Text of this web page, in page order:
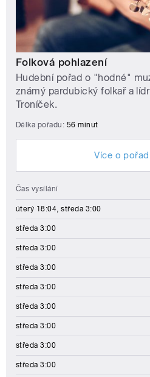
Folková pohlazení
Hudební pořad o "hodné"
známý pardubický folkař a
Troníček.
Délka pořadu: 56 minut
Více o
Čas vysílání
úterý 18:04, středa 3:00
středa 3:00
středa 3:00
středa 3:00
středa 3:00
středa 3:00
středa 3:00
středa 3:00
středa 3:00